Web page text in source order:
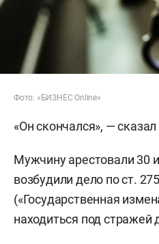
Фото: «БИЗНЕС Online»
«Он скончался», —
Мужчину арестовали 30
возбудили дело по ст.
(«Государственная
находиться под стражей